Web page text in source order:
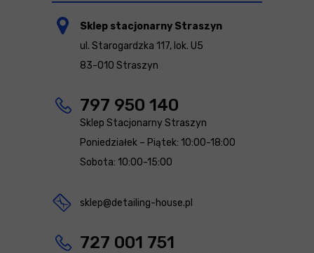
Sklep stacjonarny Straszyn
ul. Starogardzka 117, lok. U5
83-010 Straszyn
797 950 140
Sklep Stacjonarny Straszyn
Poniedziałek – Piątek: 10:00-18:00
Sobota: 10:00-15:00
sklep@detailing-house.pl
727 001 751